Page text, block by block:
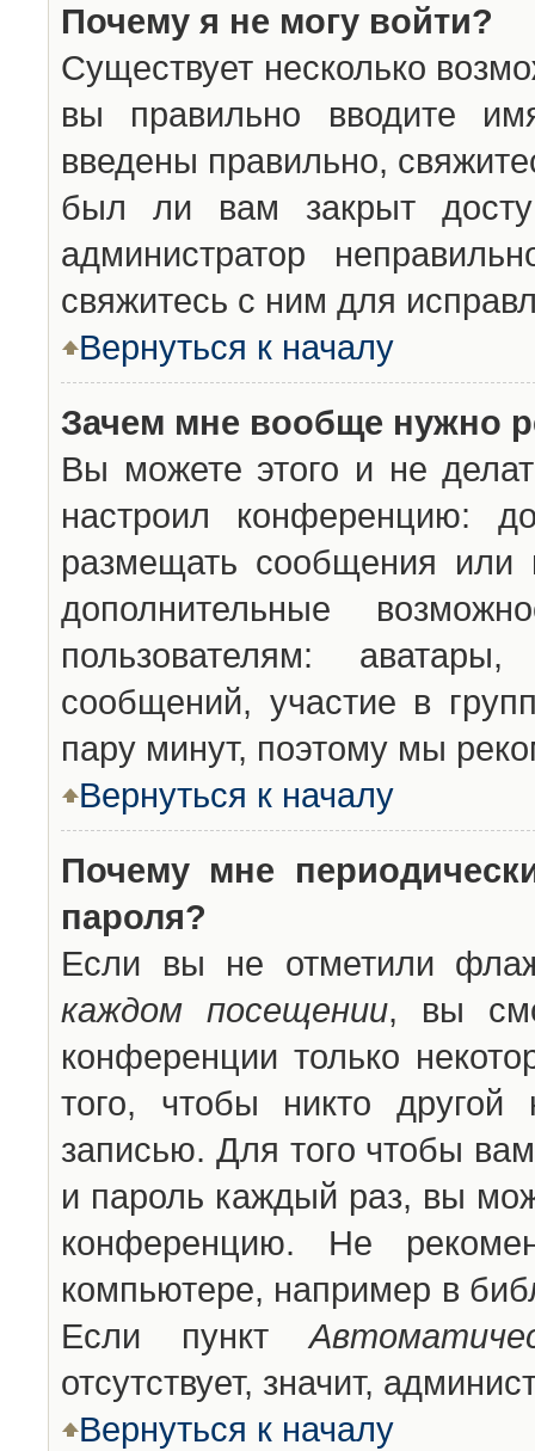
Почему я не могу войти?
Существует несколько
вы правильно вводите
введены правильно,
был ли вам закрыт
администратор
свяжитесь с ним для
Вернуться к началу
Зачем мне вообще нужно
Вы можете этого и не
настроил конференцию:
размещать сообщения или
дополнительные
пользователям:
сообщений, участие в
пару минут, поэтому мы
Вернуться к началу
Почему мне
пароля?
Если вы не отметили
каждом посещении, вы
конференции только
того, чтобы никто другой
записью. Для того чтобы
и пароль каждый раз, вы
конференцию. Не
компьютере, например в
Если пункт
отсутствует, значит,
Вернуться к началу